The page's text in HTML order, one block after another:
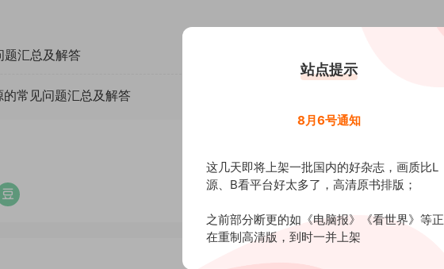
题汇总及解答
常见问题汇总及解答
站点提示
8月6号通知
这几天即将上架一批国内的好杂志，画质比L
源、B看平台好太多了，高清原书排版；
之前部分断更的如《电脑报》《看世界》等正
在重制高清版，到时一并上架